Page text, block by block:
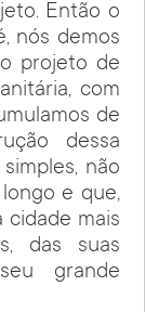
Então o
nós demos
projeto de
com
de
dessa
não
e que,
cidade mais
das suas
grande